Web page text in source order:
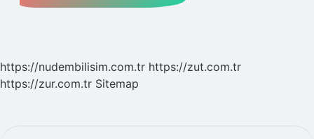
https://nudembilisim.com.tr https://zut.com.tr
https://zur.com.tr Sitemap